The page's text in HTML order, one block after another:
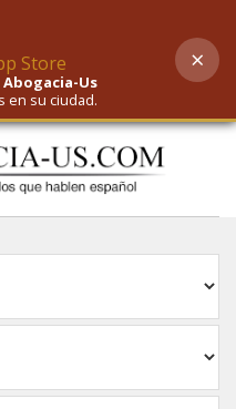
AI-Powered Search
Us
en su ciudad.
×